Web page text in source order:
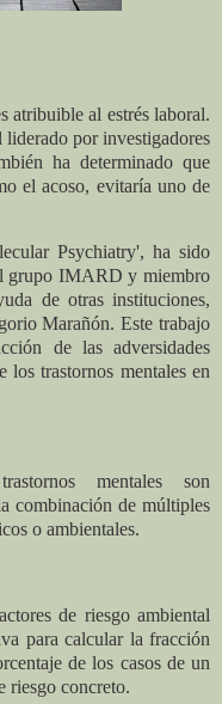
atribuible al estrés laboral.
por investigadores
ha determinado que
el acoso, evitaría uno de
Psychiatry', ha sido
grupo IMARD y miembro
de otras instituciones,
Marañón. Este trabajo
de las adversidades
trastornos mentales en
mentales son
combinación de múltiples
o ambientales.
de riesgo ambiental
para calcular la fracción
de los casos de un
riesgo concreto.